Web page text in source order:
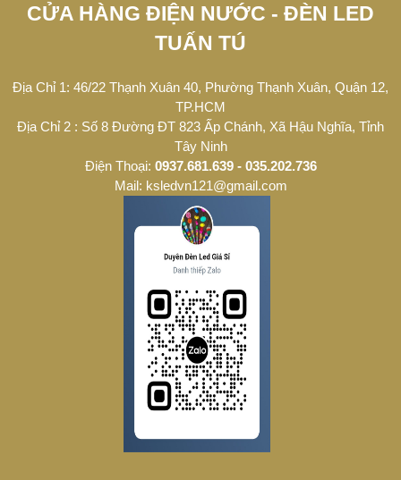
CỬA HÀNG ĐIỆN NƯỚC - ĐÈN LED
TUẤN TÚ
Địa Chỉ 1: 46/22 Thạnh Xuân 40, Phường Thạnh Xuân, Quận 12,
TP.HCM
Địa Chỉ 2 : Số 8 Đường ĐT 823 Ấp Chánh, Xã Hậu Nghĩa, Tỉnh
Tây Ninh
Điện Thoại: 0937.681.639 - 035.202.736
Mail: ksledvn121@gmail.com